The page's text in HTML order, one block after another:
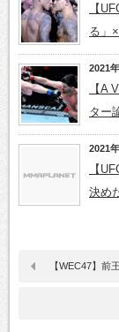
【
る」
2021
【A
ター
2021
【
決め
【WEC47】前